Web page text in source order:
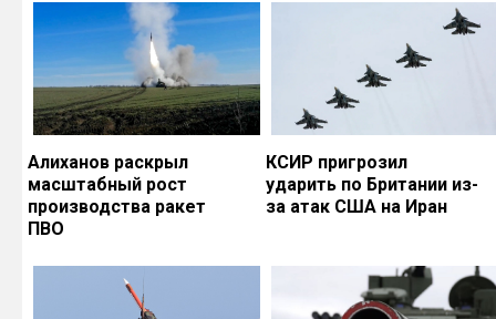
Алиханов раскрыл
масштабный рост
производства ракет
ПВО
КСИР пригрозил
ударить по Британии из-
за атак США на Иран